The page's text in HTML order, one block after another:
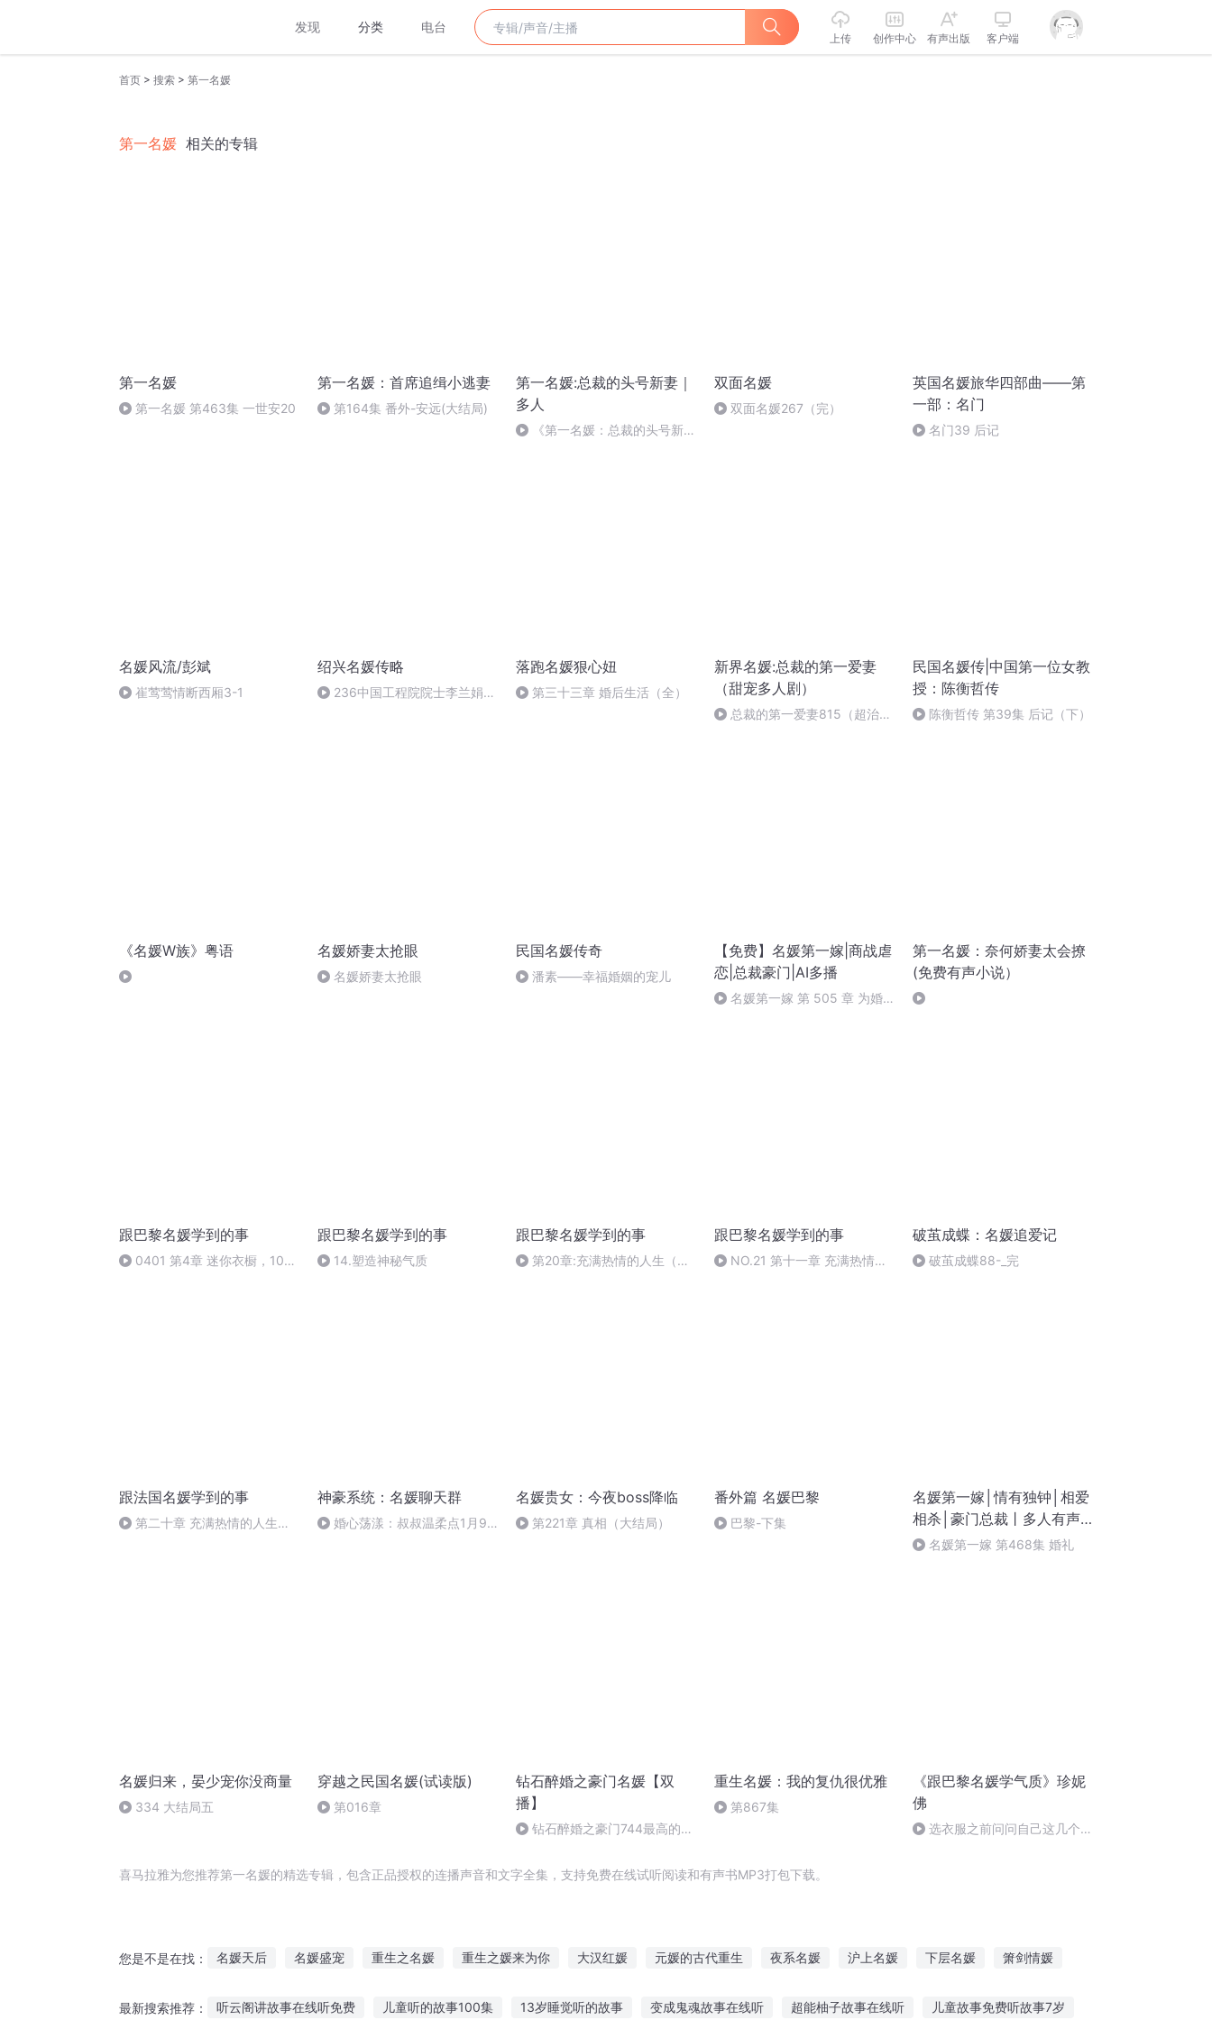
发现 分类 电台
上传 创作中心 有声出版 客户端
首页 > 搜索 > 第一名媛
第一名媛 相关的专辑
第一名媛
第一名媛 第463集 一世安20
第一名媛：首席追缉小逃妻
第164集 番外-安远(大结局)
第一名媛:总裁的头号新妻｜
多人
《第一名媛：总裁的头号新
双面名媛
双面名媛267（完）
英国名媛旅华四部曲——第
一部：名门
名门39 后记
名媛风流/彭斌
崔莺莺情断西厢3-1
绍兴名媛传略
236中国工程院院士李兰娟
落跑名媛狠心妞
第三十三章 婚后生活（全）
新界名媛:总裁的第一爱妻
（甜宠多人剧）
总裁的第一爱妻815（超治愈
民国名媛传|中国第一位女教
授：陈衡哲传
陈衡哲传 第39集 后记（下）
《名媛W族》粤语 名媛娇妻太抢眼
名媛娇妻太抢眼
民国名媛传奇
潘素——幸福婚姻的宠儿
【免费】名媛第一嫁|商战虐
恋|总裁豪门|AI多播
名媛第一嫁 第 505 章 为婚
第一名媛：奈何娇妻太会撩
(免费有声小说）
跟巴黎名媛学到的事
0401 第4章 迷你衣橱，10件
跟巴黎名媛学到的事
14.塑造神秘气质
跟巴黎名媛学到的事
第20章:充满热情的人生（结
跟巴黎名媛学到的事
NO.21 第十一章 充满热情的
破茧成蝶：名媛追爱记
破茧成蝶88-_完
跟法国名媛学到的事
第二十章 充满热情的人生
神豪系统：名媛聊天群
婚心荡漾：叔叔温柔点1月9
名媛贵女：今夜boss降临
第221章 真相（大结局）
番外篇 名媛巴黎
巴黎-下集
名媛第一嫁│情有独钟│相爱
相杀│豪门总裁丨多人有声
剧 名媛第一嫁 第468集 婚礼
名媛归来，晏少宠你没商量
334 大结局五
穿越之民国名媛(试读版)
第016章
钻石醉婚之豪门名媛【双
播】
钻石醉婚之豪门744最高的追
重生名媛：我的复仇很优雅
第867集
《跟巴黎名媛学气质》珍妮
佛
选衣服之前问问自己这几个问
喜马拉雅为您推荐第一名媛的精选专辑，包含正品授权的连播声音和文字全集，支持免费在线试听阅读和有声书MP3打包下载。
您是不是在找： 名媛天后 名媛盛宠 重生之名媛 重生之媛来为你 大汉红媛 元媛的古代重生 夜系名媛 沪上名媛 下层名媛 箫剑情媛
最新搜索推荐： 听云阁讲故事在线听免费 儿童听的故事100集 13岁睡觉听的故事 变成鬼魂故事在线听 超能柚子故事在线听 儿童故事免费听故事7岁